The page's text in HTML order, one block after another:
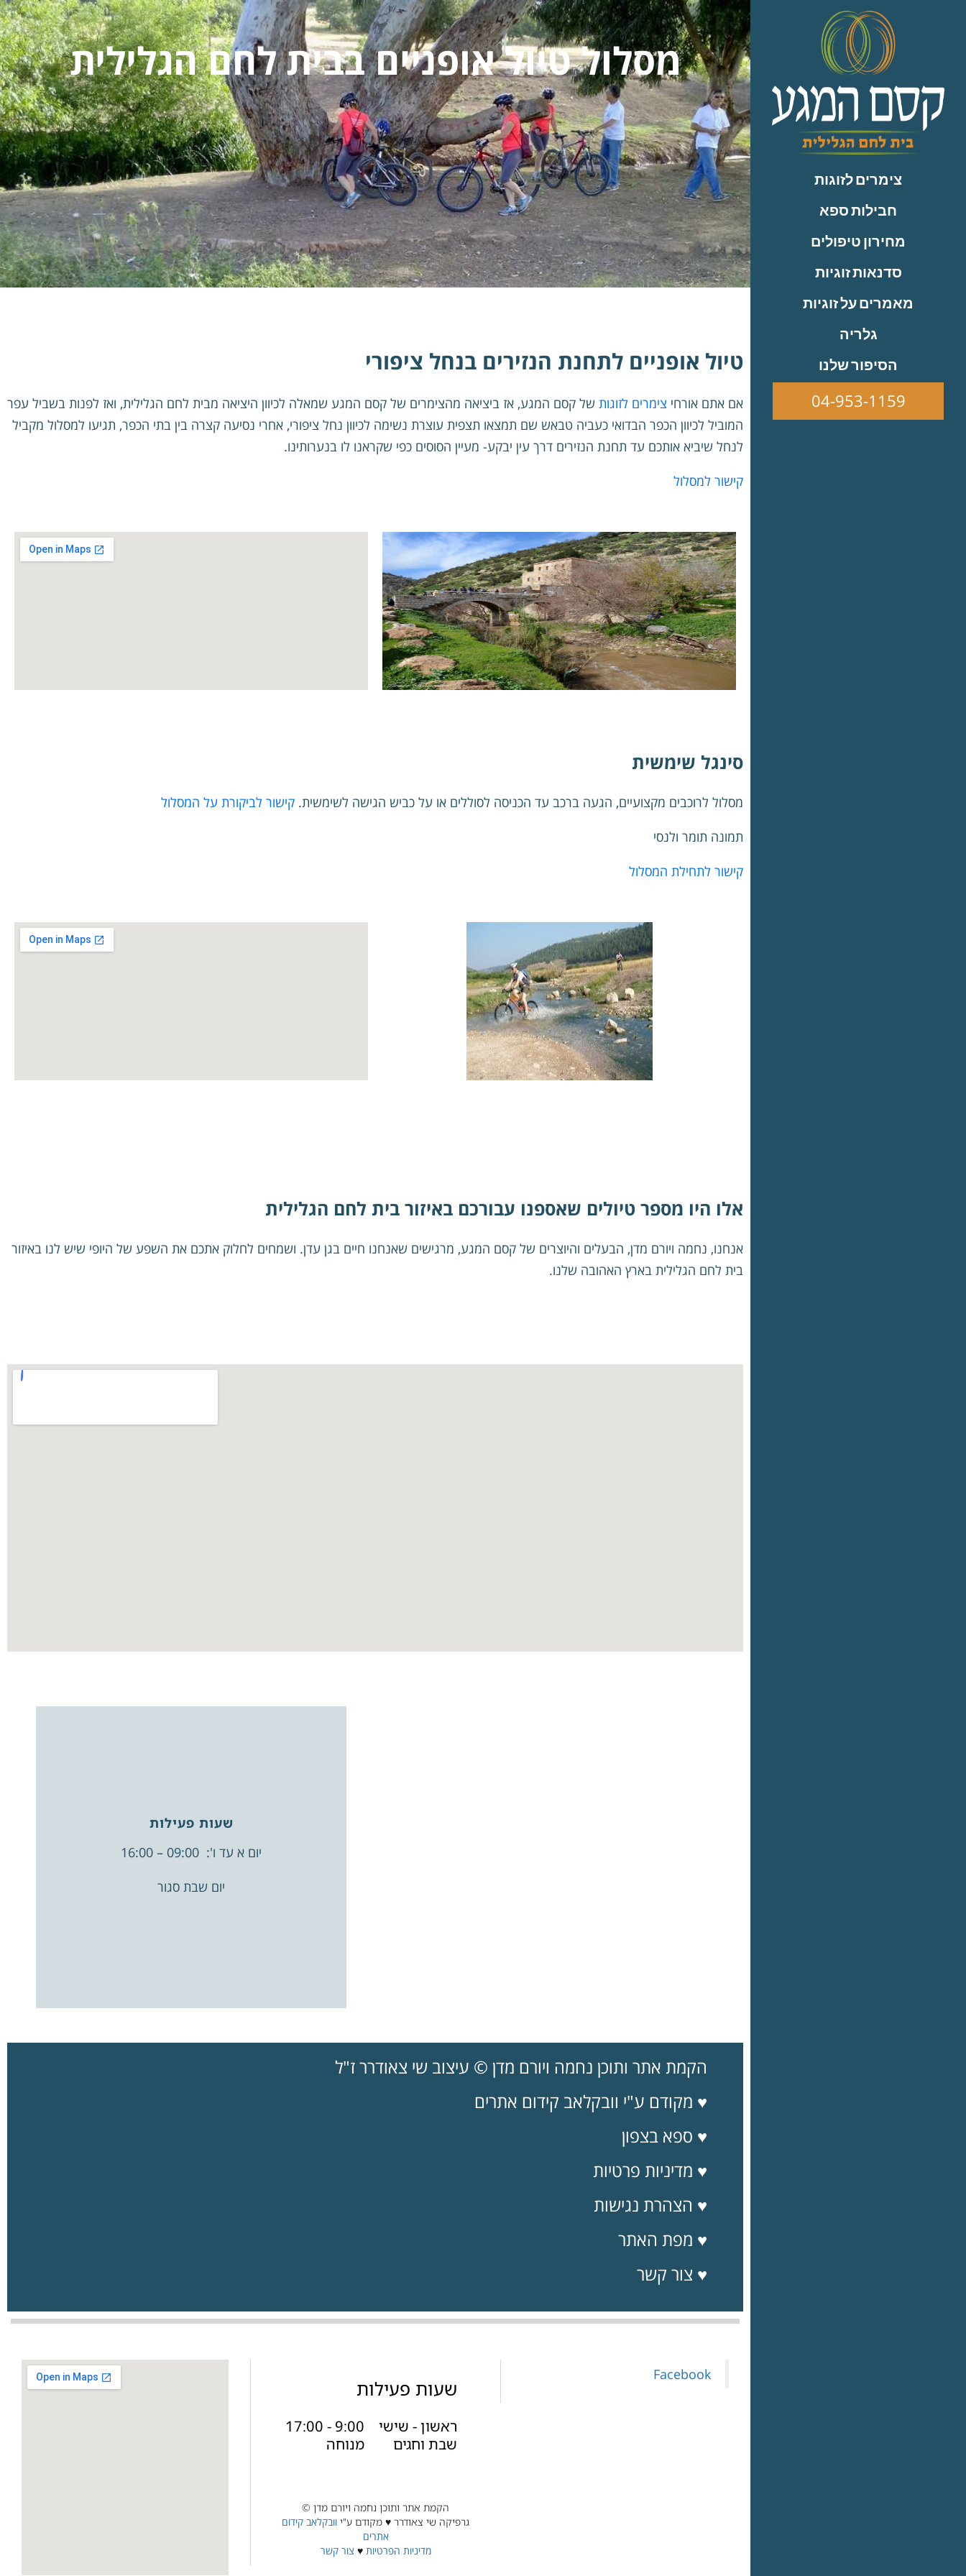
צימרים לזוגות
חבילות ספא
מחירון טיפולים
סדנאות זוגיות
מאמרים על זוגיות
גלריה
הסיפור שלנו
04-953-1159
מסלול טיול אופניים בבית לחם הגלילית
טיול אופניים לתחנת הנזירים בנחל ציפורי
אם אתם אורחי צימרים לזוגות של קסם המגע, אז ביציאה מהצימרים של קסם המגע שמאלה לכיוון היציאה מבית לחם הגלילית, ואז לפנות בשביל עפר
המוביל לכיוון הכפר הבדואי כעביה טבאש שם תמצאו תצפית עוצרת נשימה לכיוון נחל ציפורי, אחרי נסיעה קצרה בין בתי הכפר, תגיעו למסלול מקביל
לנחל שיביא אותכם עד תחנת הנזירים דרך עין יבקע- מעיין הסוסים כפי שקראנו לו בנערותינו.
קישור למסלול
סינגל שימשית
מסלול לרוכבים מקצועיים, הגעה ברכב עד הכניסה לסוללים או על כביש הגישה לשימשית. קישור לביקורת על המסלול
תמונה תומר ולנסי
קישור לתחילת המסלול
אלו היו מספר טיולים שאספנו עבורכם באיזור בית לחם הגלילית
אנחנו, נחמה ויורם מדן, הבעלים והיוצרים של קסם המגע, מרגישים שאנחנו חיים בגן עדן. ושמחים לחלוק אתכם את השפע של היופי שיש לנו באיזור
בית לחם הגלילית בארץ האהובה שלנו.
שעות פעילות
יום א עד ו': 09:00 – 16:00
יום שבת סגור
הקמת אתר ותוכן נחמה ויורם מדן © עיצוב שי צאודרר ז"ל
♥ מקודם ע"י וובקלאב קידום אתרים
♥ ספא בצפון
♥ מדיניות פרטיות
♥ הצהרת נגישות
♥ מפת האתר
♥ צור קשר
שעות פעילות
ראשון - שישי 9:00 - 17:00
שבת וחגים מנוחה
הקמת אתר ותוכן נחמה ויורם מדן ©
גרפיקה שי צאודרר ♥ מקודם ע"י וובקלאב קידום
אתרים
מדיניות הפרטיות ♥ צור קשר